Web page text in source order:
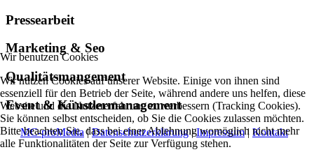
Pressearbeit
Marketing & Seo
Qualitätsmangement
Event & Künstlermanagement
MC-proMedia|Datenschutzerklärung|Impressum| Kontakt
Wir benutzen Cookies
Wir nutzen Cookies auf unserer Website. Einige von ihnen sind
essenziell für den Betrieb der Seite, während andere uns helfen, diese
Website und die Nutzererfahrung zu verbessern (Tracking Cookies).
Sie können selbst entscheiden, ob Sie die Cookies zulassen möchten.
Bitte beachten Sie, dass bei einer Ablehnung womöglich nicht mehr
alle Funktionalitäten der Seite zur Verfügung stehen.